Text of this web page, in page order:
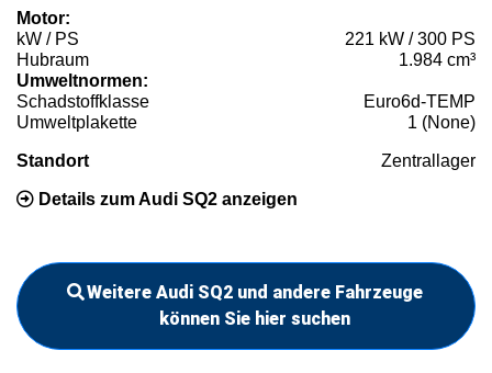
Motor:
kW / PS
221 kW / 300 PS
Hubraum
1.984 cm³
Umweltnormen:
Schadstoffklasse
Euro6d-TEMP
Umweltplakette
1 (None)
Standort Zentrallager
Details zum Audi SQ2 anzeigen
Weitere Audi SQ2 und andere Fahrzeuge
können Sie hier suchen